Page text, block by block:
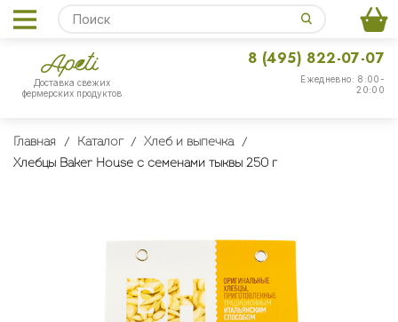
Доставка свежих
фермерских продуктов
Ежедневно: 8:00-
20:00
8 (495) 822-07-07
Главная Каталог
Хлеб и выпечка
Хлебцы Baker House с семенами тыквы 250 г